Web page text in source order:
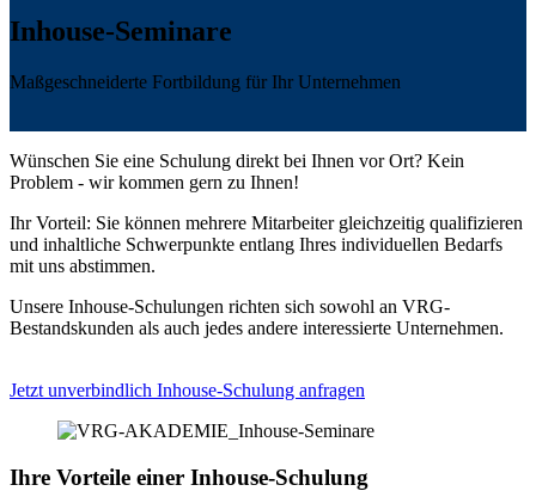
Inhouse-Seminare
Maßgeschneiderte Fortbildung für Ihr Unternehmen
Wünschen Sie eine Schulung direkt bei Ihnen vor Ort? Kein
Problem - wir kommen gern zu Ihnen!
Ihr Vorteil: Sie können mehrere Mitarbeiter gleichzeitig qualifizieren
und inhaltliche Schwerpunkte entlang Ihres individuellen Bedarfs
mit uns abstimmen.
Unsere Inhouse-Schulungen richten sich sowohl an VRG-
Bestandskunden als auch jedes andere interessierte Unternehmen.
Jetzt unverbindlich Inhouse-Schulung anfragen
Ihre Vorteile einer Inhouse-Schulung